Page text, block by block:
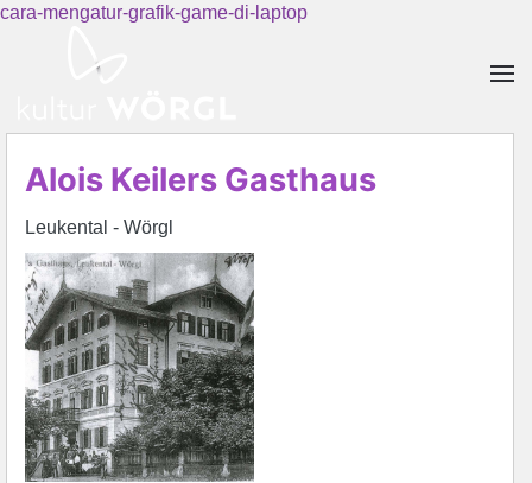
cara-mengatur-grafik-game-di-laptop
Alois Keilers Gasthaus
Leukental - Wörgl